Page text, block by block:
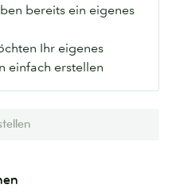
bereits ein eigenes
Ihr eigenes
einfach erstellen